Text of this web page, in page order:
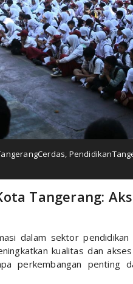
,
Tangerang:
dalam sektor pendidikan
kualitas dan
perkembangan penting